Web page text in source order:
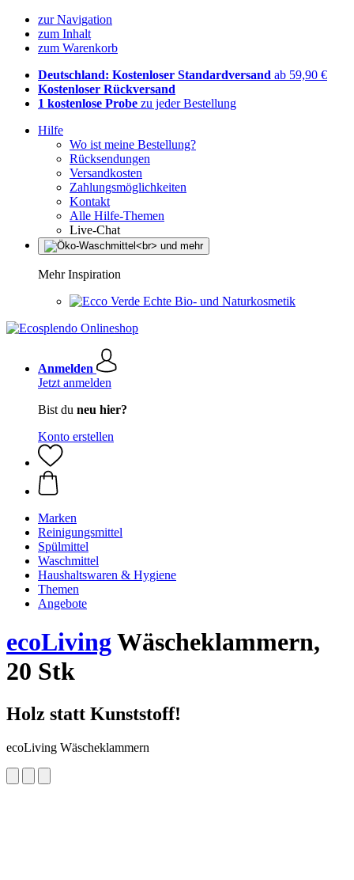
zur Navigation
zum Inhalt
zum Warenkorb
Deutschland: Kostenloser Standardversand ab 59,90 €
Kostenloser Rückversand
1 kostenlose Probe zu jeder Bestellung
Hilfe
Wo ist meine Bestellung?
Rücksendungen
Versandkosten
Zahlungsmöglichkeiten
Kontakt
Alle Hilfe-Themen
Live-Chat
Mehr Inspiration
Echte Bio- und Naturkosmetik
Anmelden
Jetzt anmelden
Bist du neu hier?
Konto erstellen
Marken
Reinigungsmittel
Spülmittel
Waschmittel
Haushaltswaren & Hygiene
Themen
Angebote
ecoLivingWäscheklammern,
20 Stk
Holz statt Kunststoff!
ecoLiving Wäscheklammern